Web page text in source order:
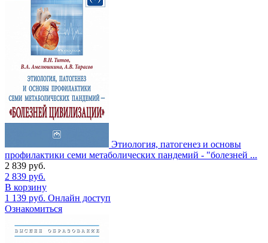
Этиология, патогенез и основы
профилактики семи метаболических пандемий - "болезней ...
2 839 руб.
2 839 руб.
В корзину
1 139 руб. Онлайн доступ
Ознакомиться